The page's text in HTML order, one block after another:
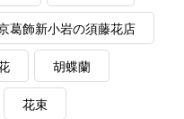
葛飾新小岩の須藤花店
胡蝶蘭
花束